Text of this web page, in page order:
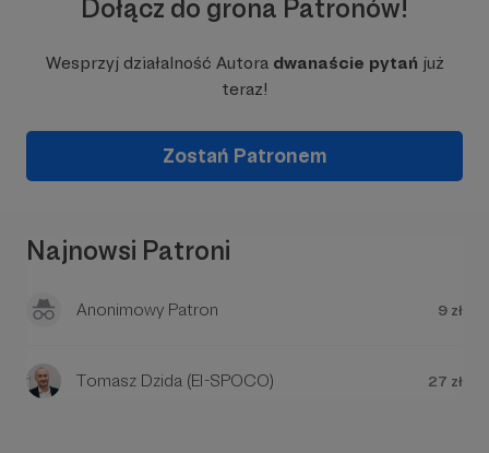
holistycznie, akceptując, rozumiejąc i
Misję tę realizuję prowadząc bloga i podcast
jesteśmy turkusowia także skupiając lokalną
społeczność na cyklicznych spotkaniach w
ramachTurkusowych Śniadańw Trójmieście.
Dołącz do grona Patronów!
Wesprzyj działalność Autora dwanaście pytań już
teraz!
Zostań Patronem
Najnowsi Patroni
Anonimowy Patron 9 zł
Tomasz Dzida (EI-SPOCO) 27 zł